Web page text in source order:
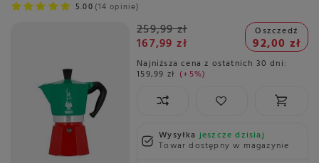
5.00 14 opinie
259,99 zł
167,99 zł
Oszczedź
92,00 zł
Najniższa cena z ostatnich 30 dni:
159,99 zł +5%
Wysyłkajeszcze dzisiaj
Towar dostępny w magazynie